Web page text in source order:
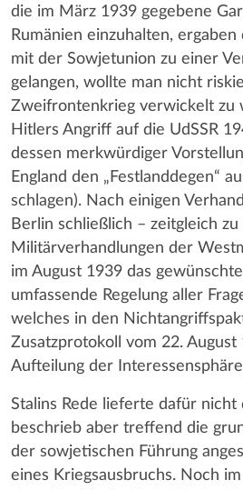
die im März 1939 gegebene
Rumänien einzuhalten,
mit der Sowjetunion zu einer
gelangen, wollte man nicht
Zweifrontenkrieg verwickelt zu
Hitlers Angriff auf die UdSSR
dessen merkwürdiger
England den „Festlanddegen“
schlagen). Nach einigen
Berlin schließlich – zeitgleich zu
Militärverhandlungen der
im August 1939 das
umfassende Regelung aller
welches in den
Zusatzprotokoll vom 22. August
Aufteilung der
Stalins Rede lieferte dafür nicht
beschrieb aber treffend die
der sowjetischen Führung
eines Kriegsausbruchs. Noch